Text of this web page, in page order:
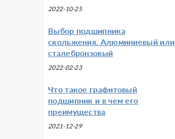
2022-10-25
Выбор подшипника
скольжения. Алюминиевый или
сталебронзовый
2022-02-23
Что такое графитовый
подшипник и в чем его
преимущества
2021-12-29